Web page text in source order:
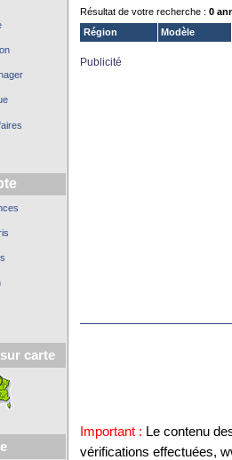
carte
Résultat de votre recherche : 0
Région
Modèle
Publicité
Important : Le contenu
vérifications effectuées,